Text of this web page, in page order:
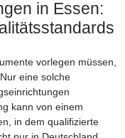
in Essen:
vorlegen müssen,
eine solche
kann von einem
in dem qualifizierte